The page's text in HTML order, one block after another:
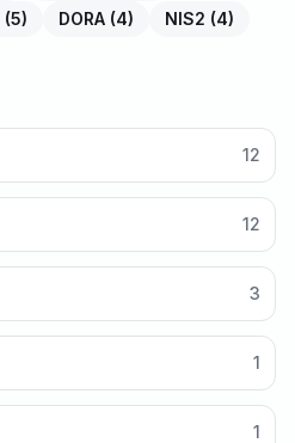
(5) DORA (4) NIS2 (4)
12
12
3
1
1